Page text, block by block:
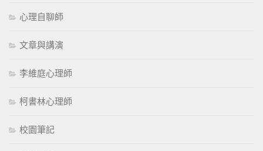
心理自聊師
文章與講演
李維庭心理師
柯書林心理師
校園筆記